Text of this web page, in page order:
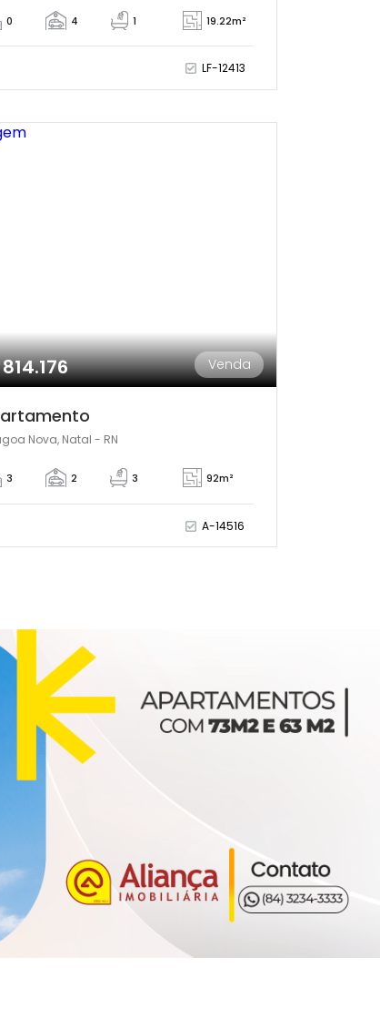
0 4 1 19.22m²
LF-12413
Venda
Nova, Natal - RN
3 2 3 92m²
A-14516